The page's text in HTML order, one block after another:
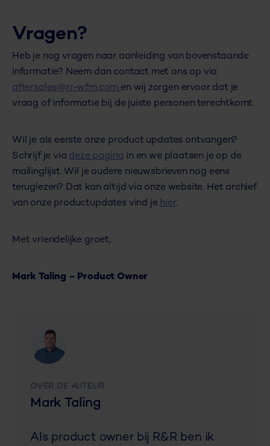
Vragen?
Heb je nog vragen naar aanleiding van bovenstaande
informatie? Neem dan contact met ons op via
aftersales@rr-wfm.com en wij zorgen ervoor dat je
vraag of informatie bij de juiste personen terechtkomt.
Wil je als eerste onze product updates ontvangen?
Schrijf je via deze pagina in en we plaatsen je op de
mailinglijst. Wil je oudere nieuwsbrieven nog eens
teruglezen? Dat kan altijd via onze website. Het archief
van onze productupdates vind je hier.
Met vriendelijke groet,
Mark Taling – Product Owner
OVER DE AUTEUR
Mark Taling
Als product owner bij R&R ben ik